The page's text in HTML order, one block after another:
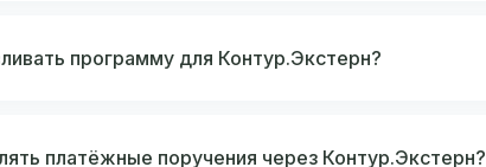
программу для Контур.Экстерн?
платёжные поручения через Контур.Экстерн?